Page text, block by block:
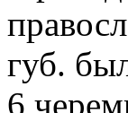
губ.
6